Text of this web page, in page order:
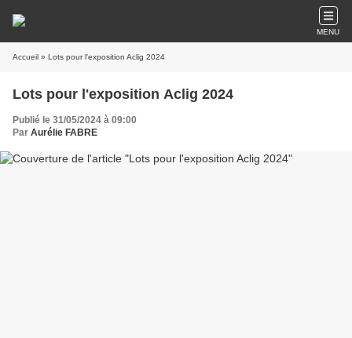
MENU
Accueil » Lots pour l'exposition Aclig 2024
Lots pour l'exposition Aclig 2024
Publié le 31/05/2024 à 09:00
Par Aurélie FABRE